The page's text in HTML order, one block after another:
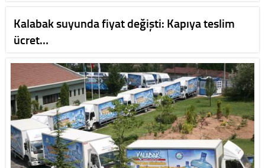
Kalabak suyunda fiyat değişti: Kapıya teslim
ücret…